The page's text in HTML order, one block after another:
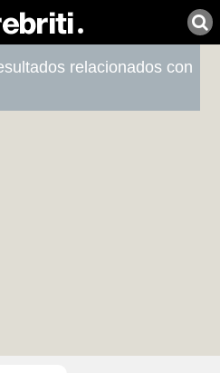
relacionados con